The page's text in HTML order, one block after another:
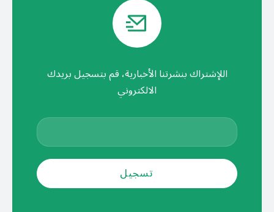
اللإشتراك بنشرتنا الأخبارية، قم بتسجيل بريدك
الالكتروني